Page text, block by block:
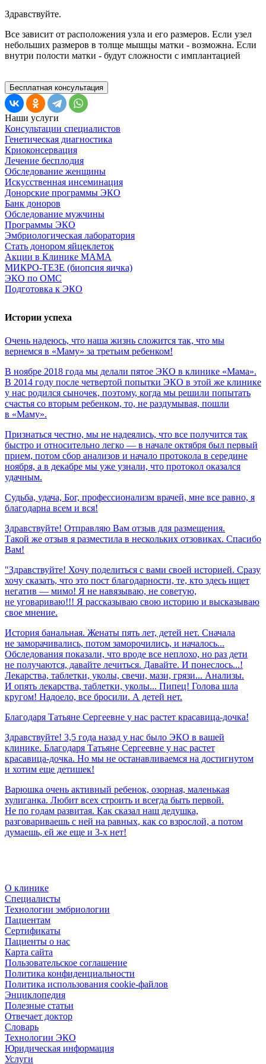
Здравствуйте.
Все зависит от расположения узла и его размеров. Если узел
небольших размеров в толще мышцы матки - возможна. Если
внутри полости матки - будут сложности с имплантацией
Бесплатная консультация
Наши услуги
Консультации специалистов
Генетическая диагностика
Криоконсервация
Лечение бесплодия
Обследование женщины
Искусственная инсеминация
Донорские программы ЭКО
Банк доноров
Обследование мужчины
Программы ЭКО
Эмбриологическая лаборатория
Стать донором яйцеклеток
Акции в Клинике МАМА
МИКРО-ТЕЗЕ (биопсия яичка)
ЭКО по ОМС
Подготовка к ЭКО
Истории успеха
Очень надеюсь, что наша жизнь сложится так, что мы
вернемся в «Маму» за третьим ребенком!
В ноябре 2018 года мы делали пятое ЭКО в клинике «Мама».
В 2014 году после четвертой попытки ЭКО в этой же клинике
у нас родился сыночек, поэтому, когда мы решили попытать
счастья со вторым ребенком, то, не раздумывая, пошли
в «Маму».
Признаться честно, мы не надеялись, что все получится так
быстро и относительно легко — в начале октября был первый
прием, потом сбор анализов и начало протокола в середине
ноября, а в декабре мы уже узнали, что протокол оказался
удачным.
Судьба, удача, Бог, профессионализм врачей, мне все равно, я
благодарна всем и вся!
Здравствуйте! Отправляю Вам отзыв для размещения.
Такой же отзыв я разместила в нескольких отзовиках. Спасибо
Вам!
"Здравствуйте! Хочу поделиться с вами своей историей. Сразу
хочу сказать, что это пост благодарности, те, кто здесь ищет
негатив — мимо! Я не навязываю, не советую,
не уговариваю!!! Я рассказываю свою историю и высказываю
свое мнение.
История банальная. Женаты пять лет, детей нет. Сначала
не заморачивались, потом заморочились, и началось...
Обследования показали, что вроде все неплохо, но раз дети
не получаются, давайте лечиться. Давайте. И понеслось...!
Лекарства, таблетки, уколы, свечи, мази, грязи... Анализы.
И опять лекарства, таблетки, уколы... Пипец! Голова шла
кругом! Надоело, все бросили. А детей нет.
Благодаря Татьяне Сергеевне у нас растет красавица-дочка!
Здравствуйте! 3,5 года назад у нас было ЭКО в вашей
клинике. Благодаря Татьяне Сергеевне у нас растет
красавица-дочка. Но мы не останавливаемся на достигнутом
и хотим еще детишек!
Варюшка очень активный ребенок, озорная, маленькая
хулиганка. Любит всех строить и всегда быть первой.
Не по годам развитая. Как сказал наш дедушка,
разговариваешь с ней на равных, как со взрослой, а потом
думаешь, ей же еще и 3-х нет!
О клинике
Специалисты
Технологии эмбриологии
Пациентам
Сертификаты
Пациенты о нас
Карта сайта
Пользовательское соглашение
Политика конфиденциальности
Политика использования cookie-файлов
Энциклопедия
Полезные статьи
Отвечает доктор
Словарь
Технологии ЭКО
Юридическая информация
Услуги